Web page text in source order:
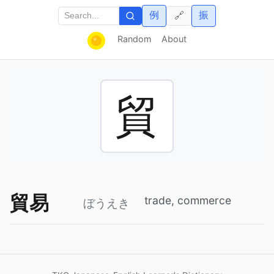
Random About
例 振
🔗
貿
貿易 ぼうえき trade, commerce